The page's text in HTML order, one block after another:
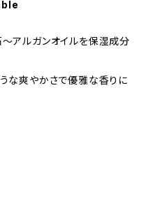
アルガンオイルを保湿成分
な爽やかさで優雅な香りに